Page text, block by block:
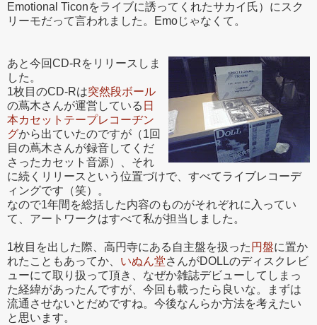
Emotional Ticonをライブに誘ってくれたサカイ氏）にスク
リーモだって言われました。Emoじゃなくて。
あと今回CD-Rをリリースしま
した。
1枚目のCD-Rは突然段ボール
の蔦木さんが運営している 日
本カセットテープレコーヂン
グから出ていたのですが（1回
目の蔦木さんが録音してくだ
さったカセット音源）、それ
に続くリリースという位置づけで、すべてライブレコーデ
ィングです（笑）。
なので1年間を総括した内容のものがそれぞれに入ってい
て、アートワークはすべて私が担当しました。
1枚目を出した際、高円寺にある自主盤を扱った 円盤に置か
れたこともあってか、 いぬん堂さんがDOLLのディスクレビ
ューにて取り扱って頂き、なぜか雑誌デビューしてしまっ
た経緯があったんですが、今回も載ったら良いな。まずは
流通させないとだめですね。今後なんらか方法を考えたい
と思います。